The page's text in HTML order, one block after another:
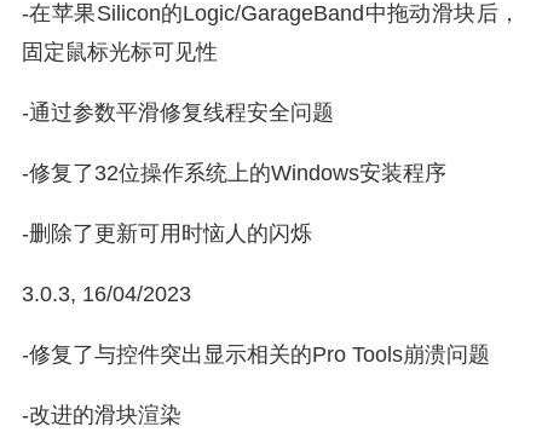
-在苹果Silicon的Logic/GarageBand中拖动滑块后，
固定鼠标光标可见性
-通过参数平滑修复线程安全问题
-修复了32位操作系统上的Windows安装程序
-删除了更新可用时恼人的闪烁
3.0.3, 16/04/2023
-修复了与控件突出显示相关的Pro Tools崩溃问题
-改进的滑块渲染